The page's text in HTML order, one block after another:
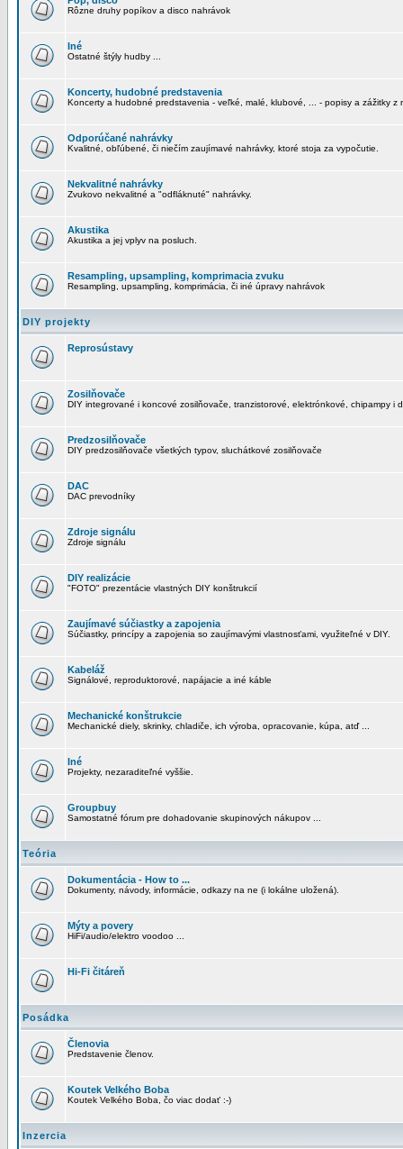
Rôzne druhy popíkov a disco nahrávok
Iné
Ostatné štýly hudby ...
Koncerty, hudobné predstavenia
Koncerty a hudobné predstavenia - veľké, malé, klubové, ... - popisy a zážitky z
Odporúčané nahrávky
Kvalitné, obľúbené, či niečím zaujímavé nahrávky, ktoré stoja za vypočutie.
Nekvalitné nahrávky
Zvukovo nekvalitné a "odfláknuté" nahrávky.
Akustika
Akustika a jej vplyv na posluch.
Resampling, upsampling, komprimacia zvuku
Resampling, upsampling, komprimácia, či iné úpravy nahrávok
DIY projekty
Reprosústavy
Zosilňovače
DIY integrované i koncové zosilňovače, tranzistorové, elektrónkové, chipampy i
Predzosilňovače
DIY predzosilňovače všetkých typov, sluchátkové zosilňovače
DAC
DAC prevodníky
Zdroje signálu
Zdroje signálu
DIY realizácie
"FOTO" prezentácie vlastných DIY konštrukcií
Zaujímavé súčiastky a zapojenia
Súčiastky, princípy a zapojenia so zaujímavými vlastnosťami, využiteľné v DIY.
Kabeláž
Signálové, reproduktorové, napájacie a iné káble
Mechanické konštrukcie
Mechanické diely, skrinky, chladiče, ich výroba, opracovanie, kúpa, atď ...
Iné
Projekty, nezaraditeľné vyššie.
Groupbuy
Samostatné fórum pre dohadovanie skupinových nákupov ...
Teória
Dokumentácia - How to ...
Dokumenty, návody, informácie, odkazy na ne (i lokálne uložená).
Mýty a povery
HiFi/audio/elektro voodoo ...
Hi-Fi čitáreň
Posádka
Členovia
Predstavenie členov.
Koutek Velkého Boba
Koutek Velkého Boba, čo viac dodať :-)
Inzercia